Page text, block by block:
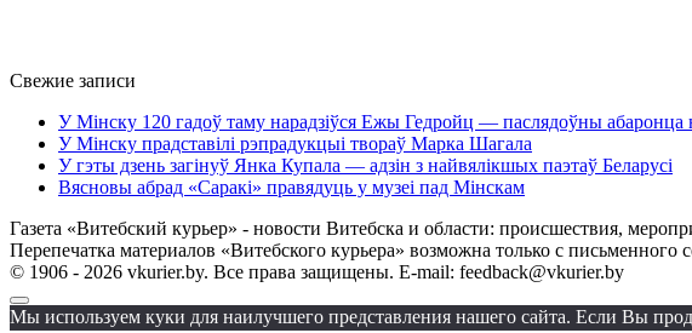
Свежие записи
У Мінску 120 гадоў таму нарадзіўся Ежы Гедройц — паслядоўны абаронца
У Мінску прадставілі рэпрадукцыі твораў Марка Шагала
У гэты дзень загінуў Янка Купала — адзін з найвялікшых паэтаў Беларусі
Вясновы абрад «Саракі» правядуць у музеі пад Мінскам
Газета «Витебский курьер» - новости Витебска и области: происшествия,
Перепечатка материалов «Витебского курьера» возможна только с
© 1906 - 2026 vkurier.by. Все права защищены. E-mail: feedback@vkurier.by
Мы используем куки для наилучшего представления нашего сайта. Если Вы